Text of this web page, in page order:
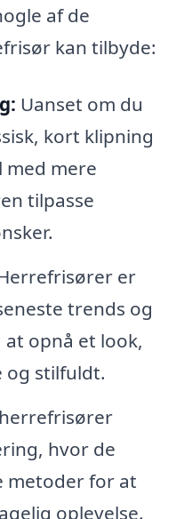
af de
kan tilbyde:
Uanset om du
kort klipning
mere
tilpasse
er
trends og
opnå et look,
og stilfuldt.
hvor de
metoder for at
oplevelse.